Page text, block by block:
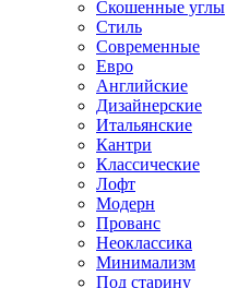
Скошенные углы
Стиль
Современные
Евро
Английские
Дизайнерские
Итальянские
Кантри
Классические
Лофт
Модерн
Прованс
Неоклассика
Минимализм
Под старину